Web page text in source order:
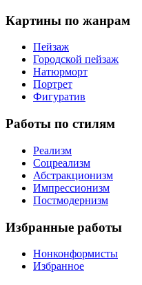
Картины по жанрам
Пейзаж
Городской пейзаж
Натюрморт
Портрет
Фигуратив
Работы по стилям
Реализм
Соцреализм
Абстракционизм
Импрессионизм
Постмодернизм
Избранные работы
Нонконформисты
Избранное